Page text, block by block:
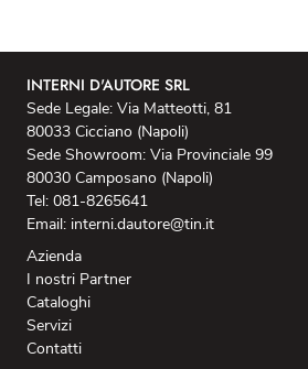
INTERNI D'AUTORE SRL
Sede Legale: Via Matteotti, 81
80033 Cicciano (Napoli)
Sede Showroom: Via Provinciale 99
80030 Camposano (Napoli)
Tel: 081-8265641
Email: interni.dautore@tin.it
Azienda
I nostri Partner
Cataloghi
Servizi
Contatti